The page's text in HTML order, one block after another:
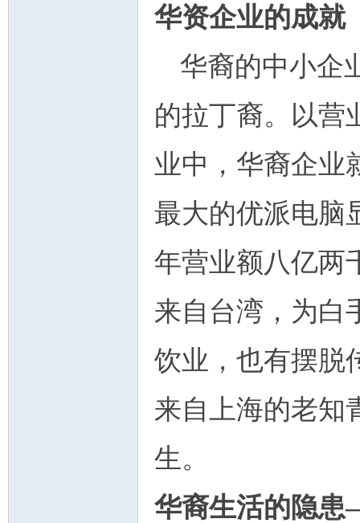
华资企业的成就
华裔的中小企
的拉丁裔。以营
业中，华裔企业
最大的优派电脑
年营业额八亿两
来自台湾，为白
饮业，也有摆脱
来自上海的老知
生。
华裔生活的隐